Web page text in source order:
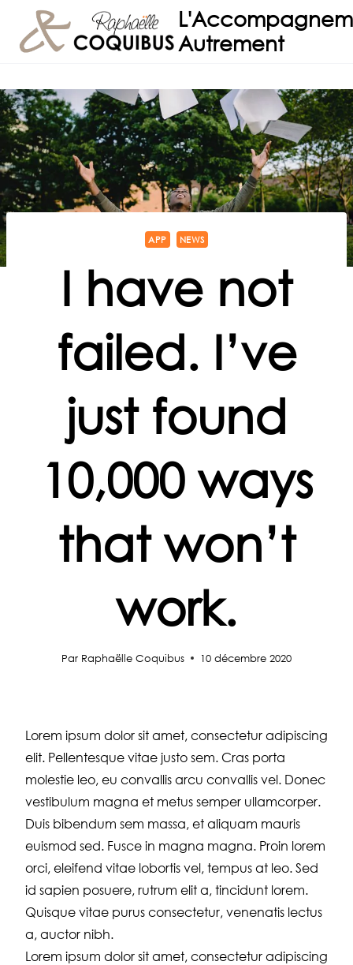
contenu
Autrement
APP NEWS
I have not
failed. I’ve
just found
10,000 ways
that won’t
work.
Par Raphaëlle Coquibus 10 décembre 2020
Lorem ipsum dolor sit amet, consectetur adipiscing
elit. Pellentesque vitae justo sem. Cras porta
molestie leo, eu convallis arcu convallis vel. Donec
vestibulum magna et metus semper ullamcorper.
Duis bibendum sem massa, et aliquam mauris
euismod sed. Fusce in magna magna. Proin lorem
orci, eleifend vitae lobortis vel, tempus at leo. Sed
id sapien posuere, rutrum elit a, tincidunt lorem.
Quisque vitae purus consectetur, venenatis lectus
a, auctor nibh.
Lorem ipsum dolor sit amet, consectetur adipiscing